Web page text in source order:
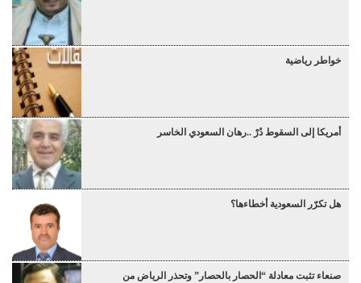
خواطر رياضية
أمريكا إلى السقوط دُرْ ..رهان السعودي الخاسر
هل تكرّر السعودية أخطاءها؟
صنعاء تثبت معادلة “الحصار بالحصار” وتحذر الرياض من